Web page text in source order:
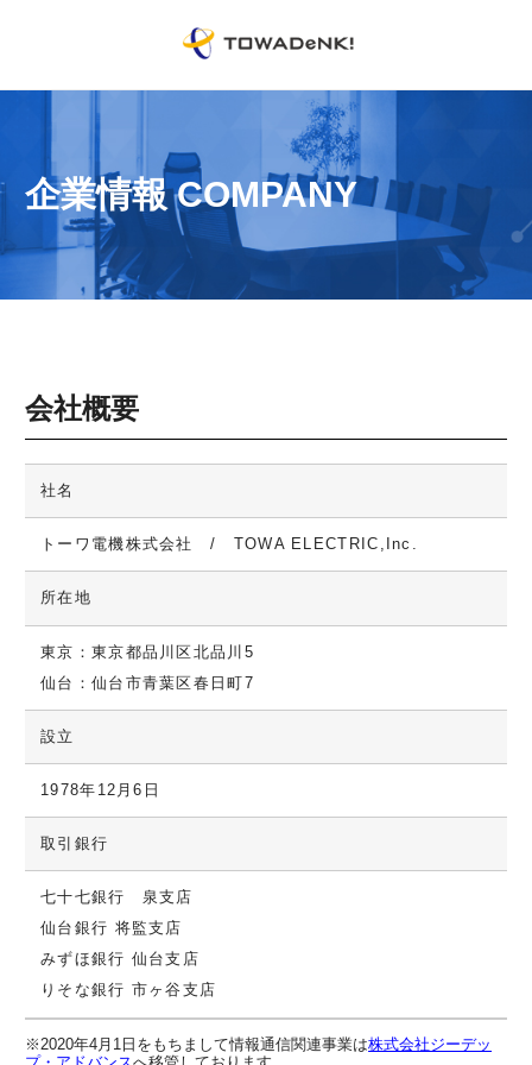
企業情報 COMPANY
会社概要
社名
トーワ電機株式会社 / TOWA ELECTRIC,Inc.
所在地
東京：東京都品川区北品川5
仙台：仙台市青葉区春日町7
設立
1978年12月6日
取引銀行
七十七銀行 泉支店
仙台銀行 将監支店
みずほ銀行 仙台支店
りそな銀行 市ヶ谷支店
※2020年4月1日をもちまして情報通信関連事業は株式会社ジーデッ
プ・アドバンスへ移管しております。